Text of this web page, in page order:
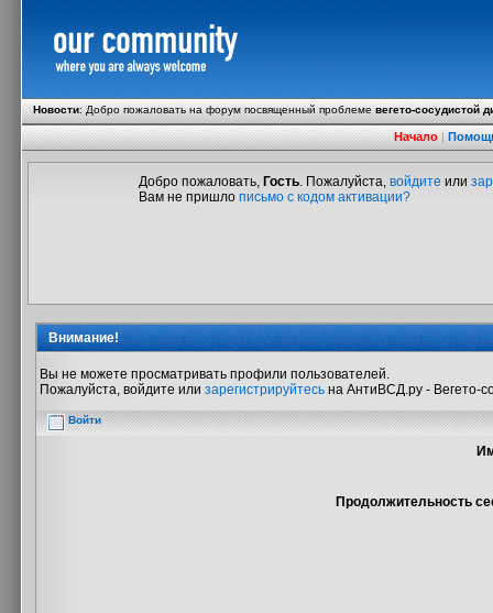
Новости:Добро пожаловать на форум посвященный проблемевегето-сосудистой
Начало|
Добро пожаловать, Гость. Пожалуйста, войдите или
Вам не пришло письмо с кодом активации?
Внимание!
Вы не можете просматривать профили пользователей.
Пожалуйста, войдите или зарегистрируйтесь на АнтиВСД.ру - Вегето-
Войти
Продолжительность